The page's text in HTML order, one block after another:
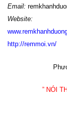
Email:
Website:
www.
http://remmoi.vn/
” NÓI